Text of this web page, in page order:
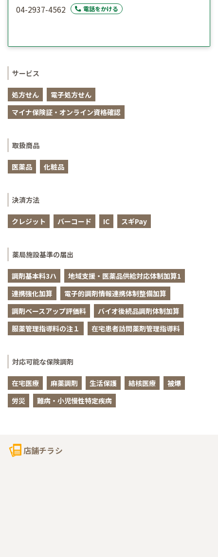
04-2937-4562
電話をかける
サービス
処方せん
電子処方せん
マイナ保険証・オンライン資格確認
取扱商品
医薬品 化粧品
決済方法
クレジット バーコード IC スギPay
薬局施設基準の届出
調剤基本料3ハ
地域支援・医薬品供給対応体制加算1
連携強化加算
電子的調剤情報連携体制整備加算
調剤ベースアップ評価料
バイオ後続品調剤体制加算
服薬管理指導料の注１
在宅患者訪問薬剤管理指導料
対応可能な保険調剤
在宅医療 麻薬調剤 生活保護 結核医療
被爆
労災
難病・小児慢性特定疾病
店舗チラシ